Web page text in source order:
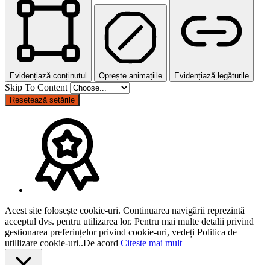
Evidențiază conținutul Oprește animațiile Evidențiază legăturile
Skip To Content
Resetează setările
Acest site folosește cookie-uri. Continuarea navigării reprezintă
acceptul dvs. pentru utilizarea lor. Pentru mai multe detalii privind
gestionarea preferințelor privind cookie-uri, vedeți Politica de
utillizare cookie-uri..De acord Citeste mai mult